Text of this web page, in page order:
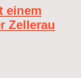
einem
Zellerau